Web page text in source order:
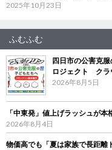
2025年10月23日
ふむふむ
四日市の公害克
ロジェクト クラ
2026年8月5日
「中東発」値上げラッシュが
2026年8月4日
物価高でも「夏は家族で長距